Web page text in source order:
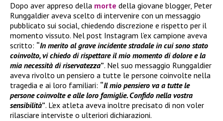
Dopo aver appreso della morte della giovane blogger, Peter
Runggaldier aveva scelto di intervenire con un messaggio
pubblicato sui social, chiedendo discrezione e rispetto per il
momento vissuto. Nel post Instagram l’ex campione aveva
scritto: “In merito al grave incidente stradale in cui sono stato
coinvolto, vi chiedo di rispettare il mio momento di dolore e la
mia necessità di riservatezza”. Nel suo messaggio Runggaldier
aveva rivolto un pensiero a tutte le persone coinvolte nella
tragedia e ai loro familiari: “Il mio pensiero va a tutte le
persone coinvolte e alle loro famiglie. Confido nella vostra
sensibilità”. L’ex atleta aveva inoltre precisato di non voler
rilasciare interviste o ulteriori dichiarazioni.